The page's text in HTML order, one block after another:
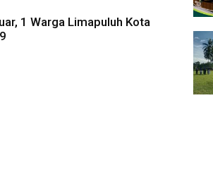
1 Warga Limapuluh Kota